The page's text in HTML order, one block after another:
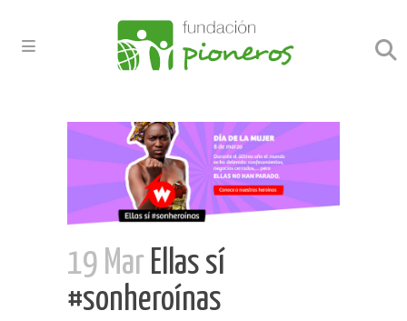
19 Mar Ellas sí
#sonheroínas